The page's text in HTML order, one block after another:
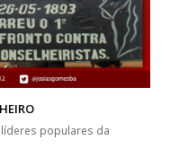
populares da